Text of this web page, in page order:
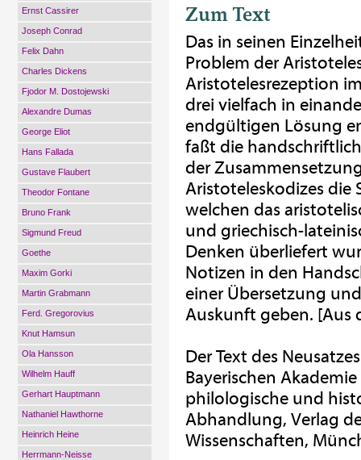
Ernst Cassirer
Joseph Conrad
Felix Dahn
Charles Dickens
Fjodor M. Dostojewski
Alexandre Dumas
George Eliot
Hans Fallada
Gustave Flaubert
Theodor Fontane
Bruno Frank
Sigmund Freud
Goethe
Maxim Gorki
Martin Grabmann
Ferd. Gregorovius
Knut Hamsun
Ola Hansson
Wilhelm Hauff
Gerhart Hauptmann
Nathaniel Hawthorne
Heinrich Heine
Herrmann-Neisse
Zum Text
Das in seinen
Problem der
Aristotelesrezeption
drei vielfach in
endgültigen Lösung
faßt die
der
Aristoteleskodizes die
welchen das
und griechisch-
Denken überliefert
Notizen in den
einer Übersetzung
Auskunft geben. [Aus
Der Text des
Bayerischen
philologische und
Abhandlung, Verlag
Wissenschaften,